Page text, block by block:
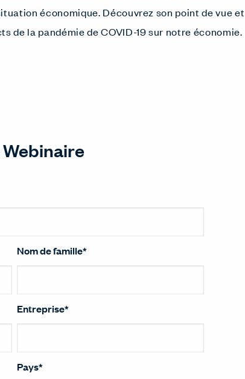
économique. Découvrez son point de vue et
de la pandémie de COVID-19 sur notre économie.
Nom de famille*
Entreprise*
Pays*